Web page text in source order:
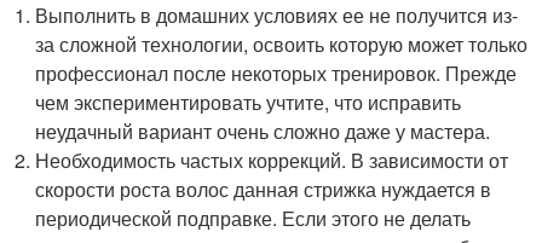
Выполнить в домашних условиях ее не получится из-
за сложной технологии, освоить которую может только
профессионал после некоторых тренировок. Прежде
чем экспериментировать учтите, что исправить
неудачный вариант очень сложно даже у мастера.
Необходимость частых коррекций. В зависимости от
скорости роста волос данная стрижка нуждается в
периодической подправке. Если этого не делать